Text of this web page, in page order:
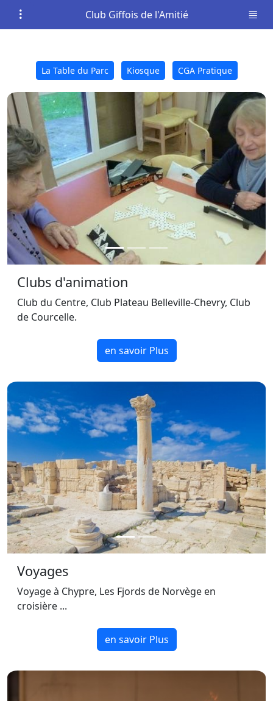
Club Giffois de l'Amitié
La Table du Parc Kiosque CGA Pratique
Clubs d'animation
Club du Centre, Club Plateau Belleville-Chevry, Club
de Courcelle.
en savoir Plus
Voyages
Voyage à Chypre, Les Fjords de Norvège en
croisière ...
en savoir Plus